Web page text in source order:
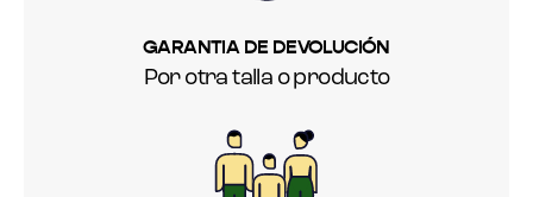
GARANTIA DE DEVOLUCIÓN
Por otra talla o producto